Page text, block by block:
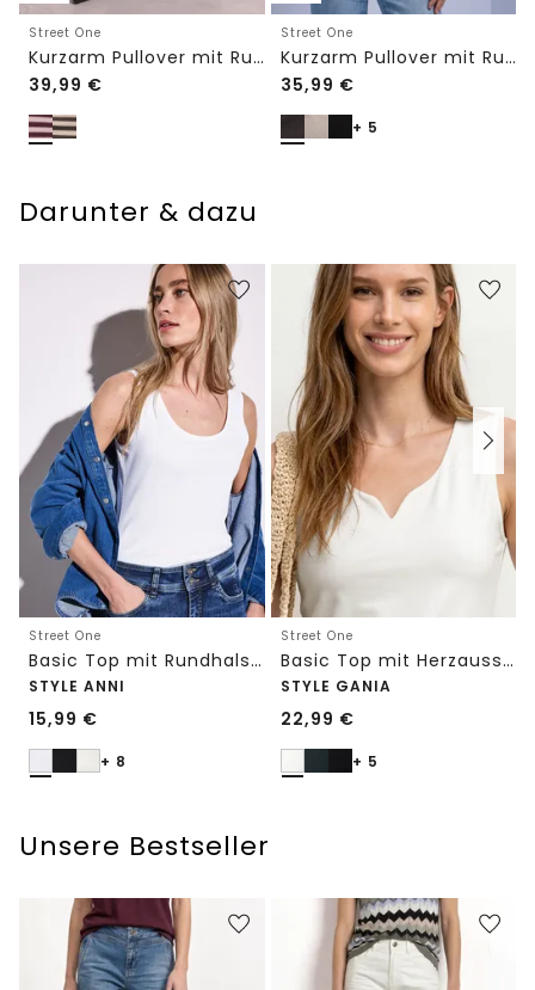
Street One
Kurzarm Pullover mit Rundhals und Streifen
39,99 €
Street One
Kurzarm Pullover mit Rundhals in Unifarbe
35,99 €
+ 5
Darunter & dazu
Street One
Basic Top mit Rundhals in Unifarbe
STYLE ANNI
15,99 €
+ 8
Street One
Basic Top mit Herzausschnitt
STYLE GANIA
22,99 €
+ 5
Unsere Bestseller